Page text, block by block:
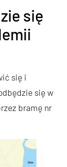
się
się i
się w
bramę nr